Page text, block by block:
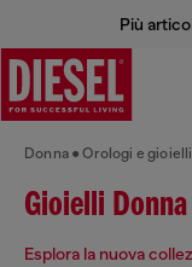
Più
Donna Orologi e gioielli
Gioielli Donna
Esplora la nuova